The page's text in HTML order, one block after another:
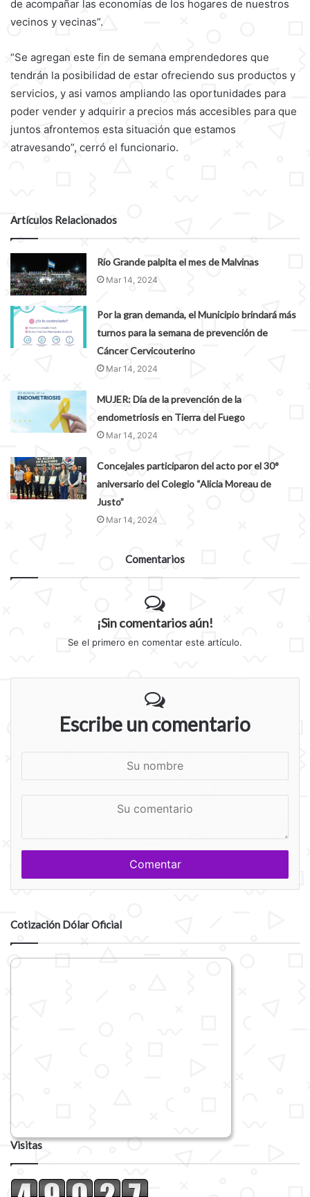
de acompañar las economías de los hogares de nuestros
vecinos y vecinas”.
“Se agregan este fin de semana emprendedores que
tendrán la posibilidad de estar ofreciendo sus productos y
servicios, y asi vamos ampliando las oportunidades para
poder vender y adquirir a precios más accesibles para que
juntos afrontemos esta situación que estamos
atravesando”, cerró el funcionario.
Artículos Relacionados
Río Grande palpita el mes de Malvinas
Mar 14, 2024
Por la gran demanda, el Municipio brindará más
turnos para la semana de prevención de
Cáncer Cervicouterino
Mar 14, 2024
MUJER: Día de la prevención de la
endometriosis en Tierra del Fuego
Mar 14, 2024
Concejales participaron del acto por el 30°
aniversario del Colegio “Alicia Moreau de
Justo”
Mar 14, 2024
Comentarios
¡Sin comentarios aún!
Se el primero en comentar este artículo.
Escribe un comentario
n
i
o
Cotización Dólar Oficial
Visitas